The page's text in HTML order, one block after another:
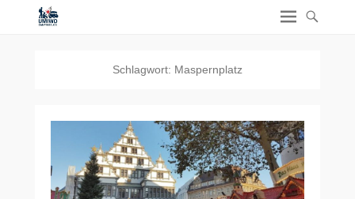
Schlagwort: Maspernplatz